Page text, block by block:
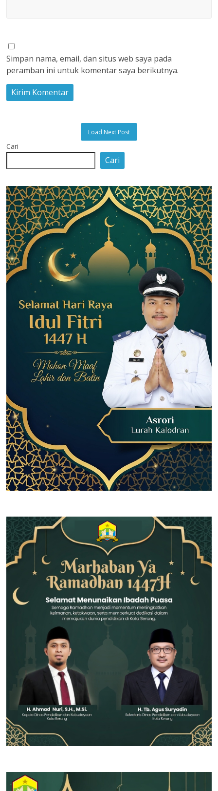
Simpan nama, email, dan situs web saya pada
peramban ini untuk komentar saya berikutnya.
Load Next Post
Cari
Cari